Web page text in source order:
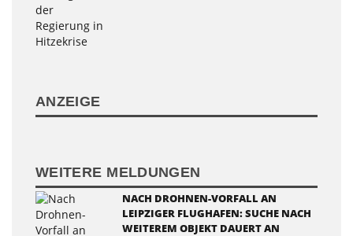
ANZEIGE
WEITERE MELDUNGEN
NACH DROHNEN-VORFALL AN
LEIPZIGER FLUGHAFEN: SUCHE NACH
WEITEREM OBJEKT DAUERT AN